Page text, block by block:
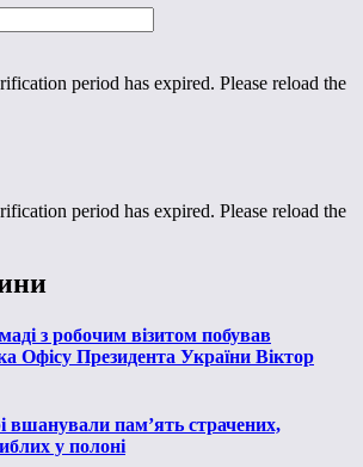
period has expired. Please reload the
period has expired. Please reload the
з робочим візитом побував
Офісу Президента України Віктор
вшанували пам’ять страчених,
у полоні